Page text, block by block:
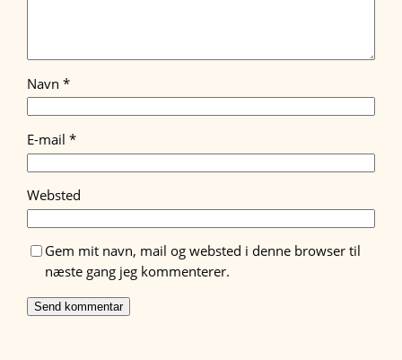
Navn*
E-mail*
Websted
Gem mit navn, mail og websted i denne browser til
næste gang jeg kommenterer.